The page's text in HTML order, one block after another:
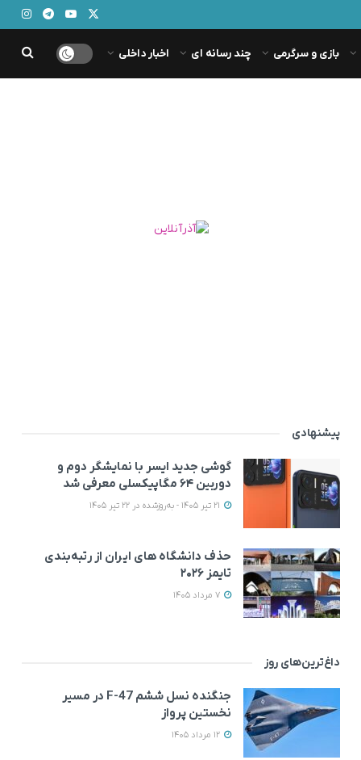
بازی و سرگرمی چند رسانه ای اخبار داخلی
پیشنهادی
گوشی جدید ایسر با نمایشگر دوم و
دوربین ۶۴ مگاپیکسلی معرفی شد
حذف دانشگاه های ایران از رتبه‌بندی
تایمز ۲۰۲۶
داغ‌ترین‌های روز
جنگنده نسل ششم F-47 در مسیر
نخستین پرواز